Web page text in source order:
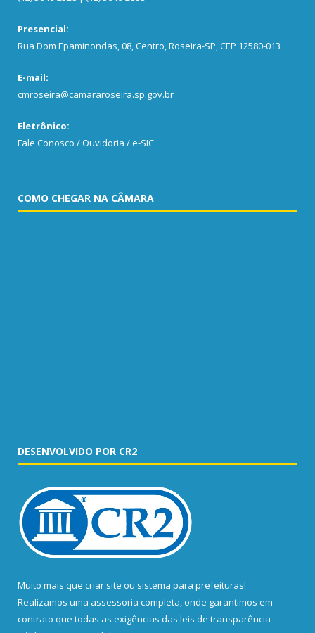
Presencial:
Rua Dom Epaminondas, 08, Centro, Roseira-SP, CEP 12580-013
E-mail:
cmroseira@camararoseira.sp.gov.br
Eletrônico:
Fale Conosco / Ouvidoria / e-SIC
COMO CHEGAR NA CÂMARA
DESENVOLVIDO POR CR2
Muito mais que criar site ou sistema para prefeituras!
Realizamos uma assessoria completa, onde garantimos em
contrato que todas as exigências das leis de transparência